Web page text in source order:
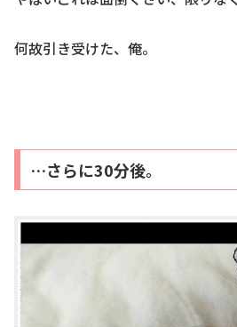
何故引き受けた、俺。
…さらに30分後。